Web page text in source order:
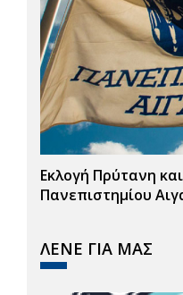
Εκλογή Πρύτανη
Πανεπιστημίου
ΛΕΝΕ ΓΙΑ ΜΑΣ